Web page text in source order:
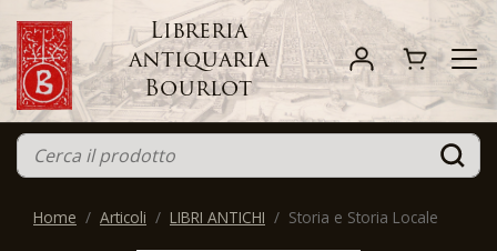
Libreria
antiquaria
Bourlot
Home Articoli LIBRI ANTICHI Storia e Storia Locale